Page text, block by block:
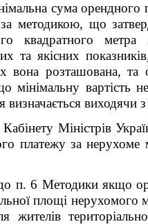
сума
за методикою, що
квадратного метра
та якісних
вона розташована,
мінімальну вартість
визначається виходячи
Міністрів
платежу за нерухоме
п. 6 Методики якщо
площі нерухомого
жителів